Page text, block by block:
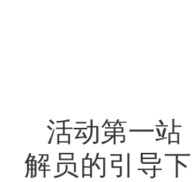
活动第一站
解员的引导